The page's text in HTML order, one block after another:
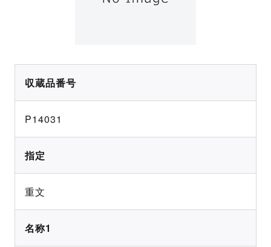
収蔵品番号
P14031
指定
重文
名称1